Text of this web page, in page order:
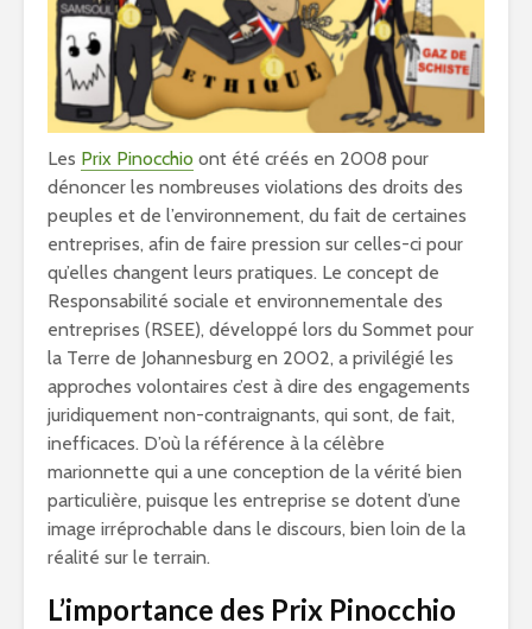
Les Prix Pinocchio ont été créés en 2008 pour
dénoncer les nombreuses violations des droits des
peuples et de l’environnement, du fait de certaines
entreprises, afin de faire pression sur celles-ci pour
qu’elles changent leurs pratiques. Le concept de
Responsabilité sociale et environnementale des
entreprises (RSEE), développé lors du Sommet pour
la Terre de Johannesburg en 2002, a privilégié les
approches volontaires c’est à dire des engagements
juridiquement non-contraignants, qui sont, de fait,
inefficaces. D’où la référence à la célèbre
marionnette qui a une conception de la vérité bien
particulière, puisque les entreprise se dotent d’une
image irréprochable dans le discours, bien loin de la
réalité sur le terrain.
L’importance des Prix Pinocchio